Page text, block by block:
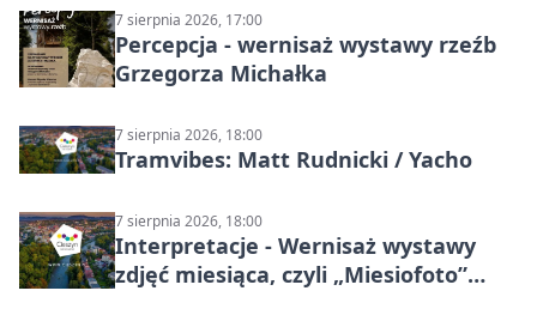
7 sierpnia 2026, 17:00
Percepcja - wernisaż wystawy rzeźb
Grzegorza Michałka
7 sierpnia 2026, 18:00
Tramvibes: Matt Rudnicki / Yacho
7 sierpnia 2026, 18:00
Interpretacje - Wernisaż wystawy
zdjęć miesiąca, czyli „Miesiofoto”